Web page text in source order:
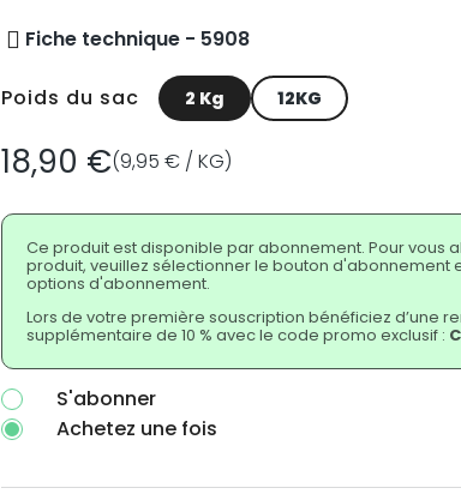
Fiche technique - 5908
Poids du sac 2 Kg 12KG
18,90 €(9,95 € / KG)
Ce produit est disponible par abonnement. Pour vous
produit, veuillez sélectionner le bouton d'abonnement
options d'abonnement.
Lors de votre première souscription bénéficiez d’une
supplémentaire de 10 % avec le code promo exclusif :
S'abonner
Achetez une fois